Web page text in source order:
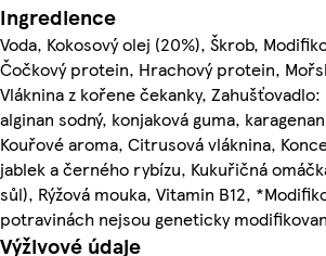
Ingredience
Voda, Kokosový olej (20%), Škrob,
Čočkový protein, Hrachový protein,
Vláknina z kořene čekanky,
alginan sodný, konjaková guma,
Kouřové aroma, Citrusová vláknina,
jablek a černého rybízu, Kukuřičná
sůl), Rýžová mouka, Vitamin B12,
potravinách nejsou geneticky
Výživové údaje